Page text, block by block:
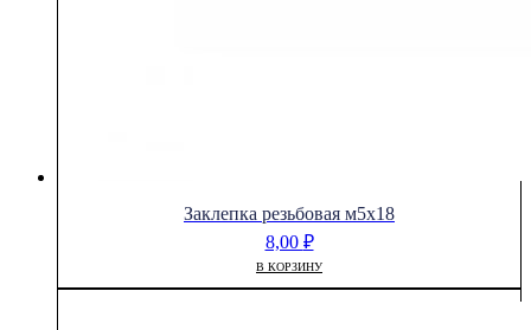
Заклепка резьбовая м5х18
8,00 ₽
В КОРЗИНУ